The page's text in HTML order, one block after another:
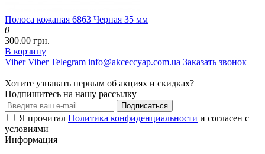
Полоса кожаная 6863 Черная 35 мм
0
300.00 грн.
В корзину
Viber Viber Telegram info@akceccyap.com.ua Заказать звонок
Хотите узнавать первым об акциях и скидках?
Подпишитесь на нашу рассылку
Подписаться
Я прочитал Политика конфиденциальности и согласен с
условиями
Информация